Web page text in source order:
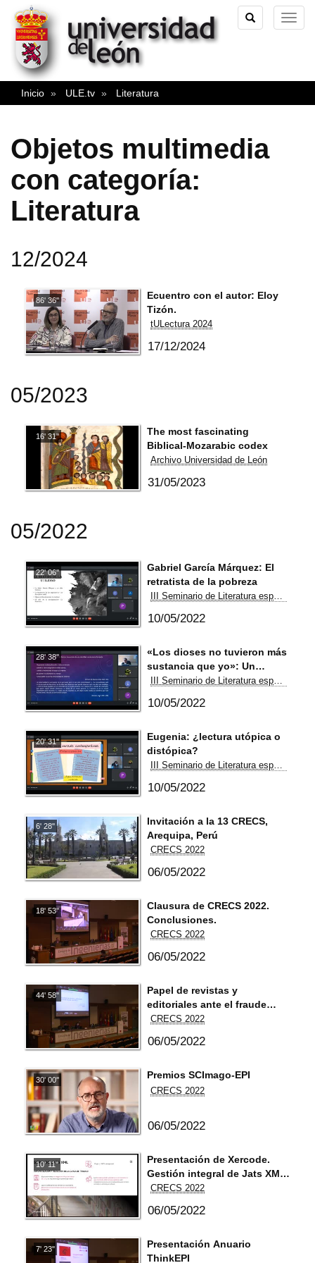
TOGGLE
SEARCH
Inicio ULE.tv Literatura
Objetos multimedia
con categoría:
Literatura
12/2024
86' 36''
Ecuentro con el autor: Eloy
Tizón.
tULectura 2024
17/12/2024
05/2023
16' 31''
The most fascinating
Biblical-Mozarabic codex
Archivo Universidad de León
31/05/2023
05/2022
22' 06''
Gabriel García Márquez: El
retratista de la pobreza
10/05/2022
28' 38''
«Los dioses no tuvieron más
sustancia que yo»: Un
análisis de «El inmortal», de
10/05/2022
20' 31''
Eugenia: ¿lectura utópica o
distópica?
10/05/2022
6' 28''
Invitación a la 13 CRECS,
Arequipa, Perú
CRECS 2022
06/05/2022
18' 53''
Clausura de CRECS 2022.
Conclusiones.
CRECS 2022
06/05/2022
44' 58''
Papel de revistas y
editoriales ante el fraude
científico
CRECS 2022
06/05/2022
30' 00'' Premios SCImago-EPI
CRECS 2022
06/05/2022
10' 11''
Presentación de Xercode.
Gestión integral de Jats XML
y formatos de lectura dentro
Systems (OJS).
CRECS 2022
06/05/2022
7' 23''
Presentación Anuario
ThinkEPI